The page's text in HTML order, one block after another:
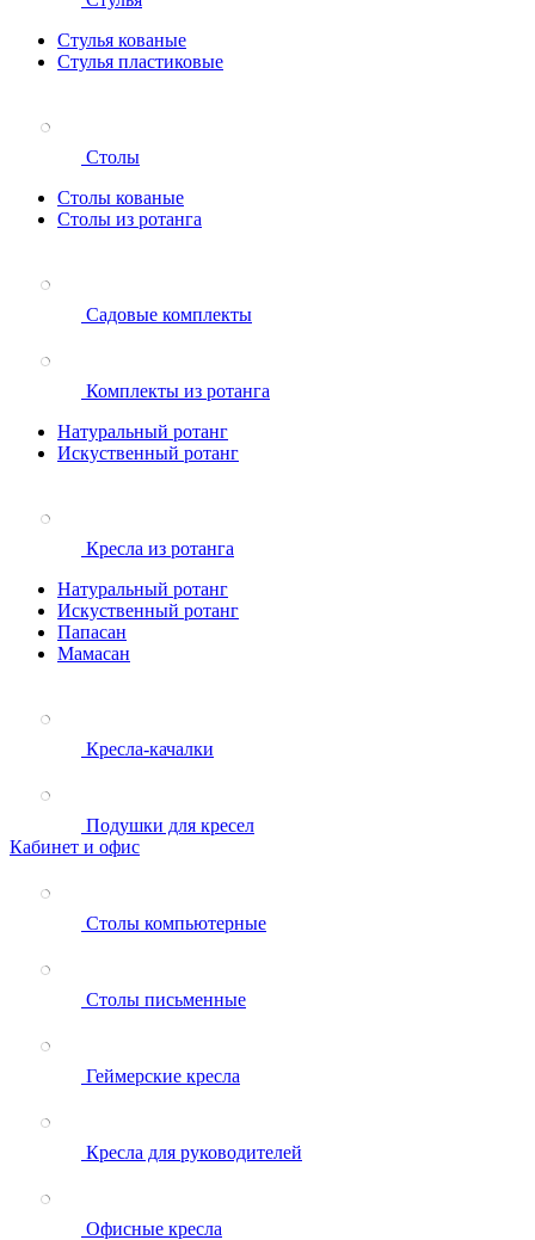
Стулья кованые
Стулья пластиковые
Столы
Столы кованые
Столы из ротанга
Садовые комплекты
Комплекты из ротанга
Натуральный ротанг
Искуственный ротанг
Кресла из ротанга
Натуральный ротанг
Искуственный ротанг
Папасан
Мамасан
Кресла-качалки
Подушки для кресел
Кабинет и офис
Столы компьютерные
Столы письменные
Геймерские кресла
Кресла для руководителей
Офисные кресла